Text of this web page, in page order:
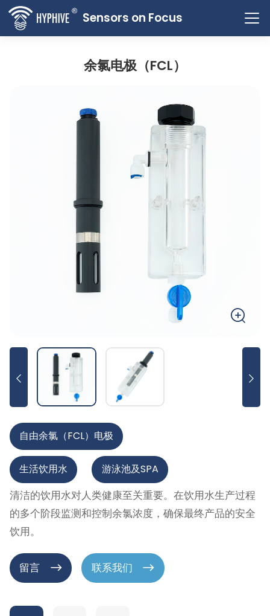
Sensors on Focus
余氯电极（FCL）
自由余氯（FCL）电极
生活饮用水 游泳池及SPA
清洁的饮用水对人类健康至关重要。在饮用水生产过程
的多个阶段监测和控制余氯浓度，确保最终产品的安全
饮用。
留言 联系我们